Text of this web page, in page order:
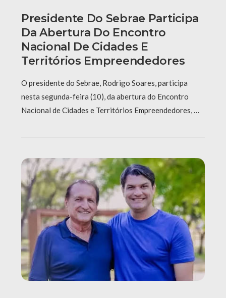
Presidente Do Sebrae Participa
Da Abertura Do Encontro
Nacional De Cidades E
Territórios Empreendedores
O presidente do Sebrae, Rodrigo Soares, participa
nesta segunda-feira (10), da abertura do Encontro
Nacional de Cidades e Territórios Empreendedores, …